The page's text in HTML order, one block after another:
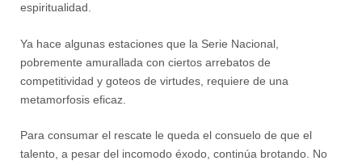
espiritualidad.
Ya hace algunas estaciones que la Serie Nacional,
pobremente amurallada con ciertos arrebatos de
competitividad y goteos de virtudes, requiere de una
metamorfosis eficaz.
Para consumar el rescate le queda el consuelo de que el
talento, a pesar del incomodo éxodo, continúa brotando. No